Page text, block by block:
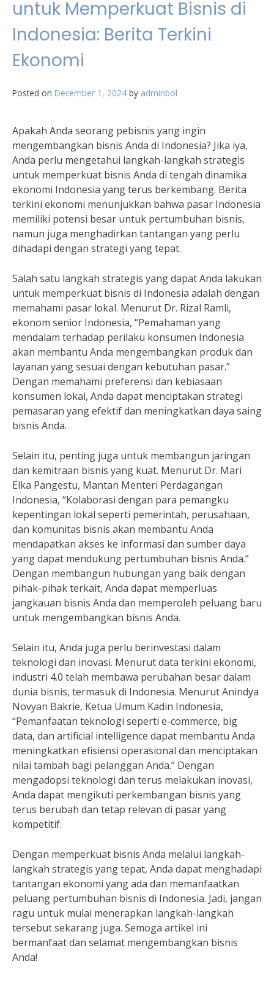
untuk Memperkuat Bisnis di
Indonesia: Berita Terkini
Ekonomi
Posted on December 1, 2024 by adminbol
Apakah Anda seorang pebisnis yang ingin
mengembangkan bisnis Anda di Indonesia? Jika iya,
Anda perlu mengetahui langkah-langkah strategis
untuk memperkuat bisnis Anda di tengah dinamika
ekonomi Indonesia yang terus berkembang. Berita
terkini ekonomi menunjukkan bahwa pasar Indonesia
memiliki potensi besar untuk pertumbuhan bisnis,
namun juga menghadirkan tantangan yang perlu
dihadapi dengan strategi yang tepat.
Salah satu langkah strategis yang dapat Anda lakukan
untuk memperkuat bisnis di Indonesia adalah dengan
memahami pasar lokal. Menurut Dr. Rizal Ramli,
ekonom senior Indonesia, “Pemahaman yang
mendalam terhadap perilaku konsumen Indonesia
akan membantu Anda mengembangkan produk dan
layanan yang sesuai dengan kebutuhan pasar.”
Dengan memahami preferensi dan kebiasaan
konsumen lokal, Anda dapat menciptakan strategi
pemasaran yang efektif dan meningkatkan daya saing
bisnis Anda.
Selain itu, penting juga untuk membangun jaringan
dan kemitraan bisnis yang kuat. Menurut Dr. Mari
Elka Pangestu, Mantan Menteri Perdagangan
Indonesia, “Kolaborasi dengan para pemangku
kepentingan lokal seperti pemerintah, perusahaan,
dan komunitas bisnis akan membantu Anda
mendapatkan akses ke informasi dan sumber daya
yang dapat mendukung pertumbuhan bisnis Anda.”
Dengan membangun hubungan yang baik dengan
pihak-pihak terkait, Anda dapat memperluas
jangkauan bisnis Anda dan memperoleh peluang baru
untuk mengembangkan bisnis Anda.
Selain itu, Anda juga perlu berinvestasi dalam
teknologi dan inovasi. Menurut data terkini ekonomi,
industri 4.0 telah membawa perubahan besar dalam
dunia bisnis, termasuk di Indonesia. Menurut Anindya
Novyan Bakrie, Ketua Umum Kadin Indonesia,
“Pemanfaatan teknologi seperti e-commerce, big
data, dan artificial intelligence dapat membantu Anda
meningkatkan efisiensi operasional dan menciptakan
nilai tambah bagi pelanggan Anda.” Dengan
mengadopsi teknologi dan terus melakukan inovasi,
Anda dapat mengikuti perkembangan bisnis yang
terus berubah dan tetap relevan di pasar yang
kompetitif.
Dengan memperkuat bisnis Anda melalui langkah-
langkah strategis yang tepat, Anda dapat menghadapi
tantangan ekonomi yang ada dan memanfaatkan
peluang pertumbuhan bisnis di Indonesia. Jadi, jangan
ragu untuk mulai menerapkan langkah-langkah
tersebut sekarang juga. Semoga artikel ini
bermanfaat dan selamat mengembangkan bisnis
Anda!